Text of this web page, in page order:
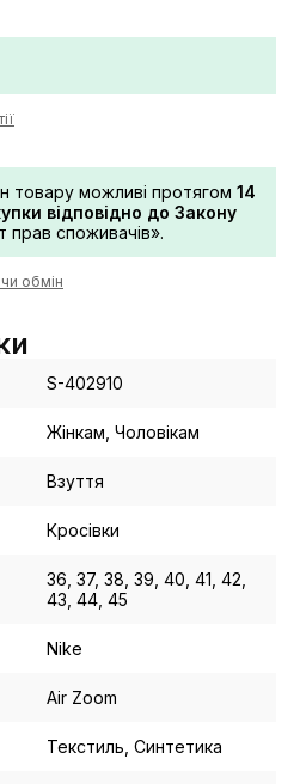
товару можливі протягом 14
відповідно до Закону
прав споживачів».
обмін
S-402910
Жінкам, Чоловікам
Взуття
Кросівки
36, 37, 38, 39, 40, 41, 42,
43, 44, 45
Nike
Air Zoom
Текстиль, Синтетика